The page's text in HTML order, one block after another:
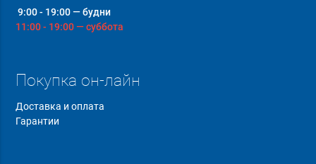
9:00 - 19:00 — будни
11:00 - 19:00 — суббота
Покупка он-лайн
Доставка и оплата
Гарантии